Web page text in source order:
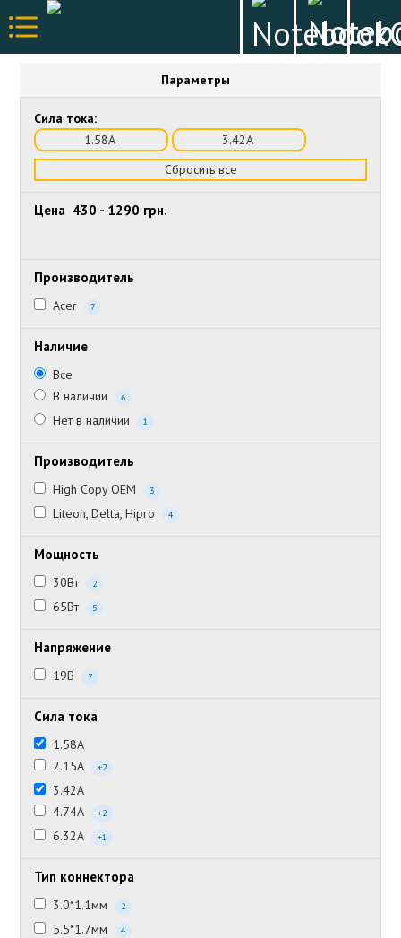
Параметры
Сила тока:
1.58А
3.42А
Сбросить все
Цена 430 - 1290 грн.
Производитель
Acer 7
Наличие
Все
В наличии
6
Нет в наличии 1
Производитель
High Copy OEM 3
Liteon, Delta, Hipro 4
Мощность
30Вт 2
65Вт 5
Напряжение
19В 7
Сила тока
1.58А
2.15А
+2
3.42А
4.74А
+2
6.32А +1
Тип коннектора
3.0*1.1мм 2
5.5*1.7мм 4